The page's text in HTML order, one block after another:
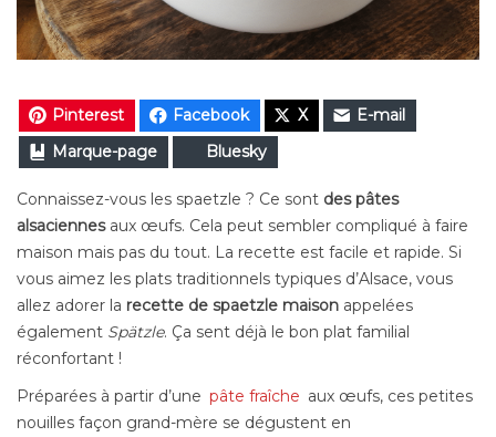
Pinterest Facebook X
E-mail
Marque-page
Bluesky
Connaissez-vous les spaetzle ? Ce sont des pâtes
alsaciennesaux œufs. Cela peut sembler compliqué à faire
maison mais pas du tout. La recette est facile et rapide. Si
vous aimez les plats traditionnels typiques d’Alsace, vous
allez adorer la recette de spaetzle maison appelées
également Spätzle. Ça sent déjà le bon plat familial
réconfortant !
Préparées à partir d’une pâte fraîche aux œufs, ces petites
nouilles façon grand-mère se dégustent en